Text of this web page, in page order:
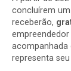
concluírem
receberão,
acompanhada
representa